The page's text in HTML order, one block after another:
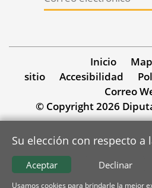
Inicio
sitio
Accesibilidad
Correo
© Copyright 2026
Su elección con respecto a
Declinar
Aceptar
Usamos cookies para brindarle la mejor